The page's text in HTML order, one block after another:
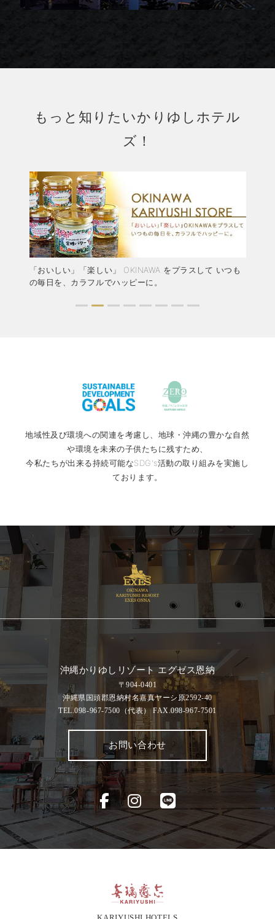
もっと知りたいかりゆしホテル
ズ！
「おいしい」「楽しい」 OKINAWA をプラスして いつも
の毎日を、カラフルでハッピーに。
地域性及び環境への関連を考慮し、地球・沖縄の豊かな自然
や環境を未来の子供たちに残すため、
今私たちが出来る持続可能なSDG's活動の取り組みを実施し
ております。
沖縄かりゆしリゾート エグゼス恩納
〒904-0401
沖縄県国頭郡恩納村名嘉真ヤーシ原2592-40
TEL.098-967-7500 （代表）FAX.098-967-7501
お問い合わせ